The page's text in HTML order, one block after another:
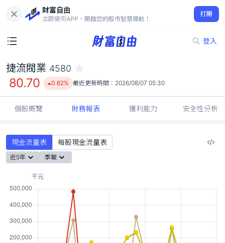
財富自由
立即使用APP，開啟您的股市智慧導航！
打開
登入
80.70
0.62%
捷流閥業 4580
80.70 0.62% 最近更新時間： 2026/08/07 05:30
個股概覽 財務報表 獲利能力 安全性分析
現金流量表 每股現金流量表
近5年 季報